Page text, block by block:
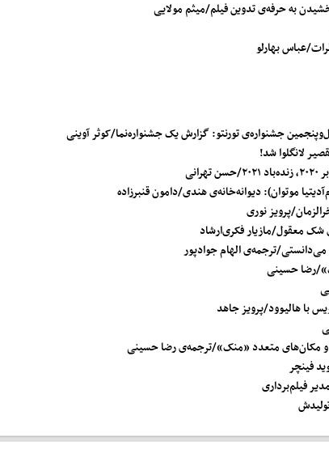
به حرفه‌ی تدوین فیلم/میثم مولایی
عباس بهارلو
جشنواره‌ی تورنتو: گزارش یک جشنواره‌نما/کوثر آوینی
لانگلوا شد!
حسن تهرانی
موتوان): دیوانه‌خانه‌ی هندی/دامون قنبرزاده
پرویز نوری
شک معقول/مازیار فکری‌ارشاد
می‌دانستی/ترجمه‌ی الهام جوادپور
رضا حسینی
با هالیوود/پرویز جاهد
و مکان‌های متعدد «منک»/ترجمه‌ی رضا حسینی
فینچر
فیلم‌برداری